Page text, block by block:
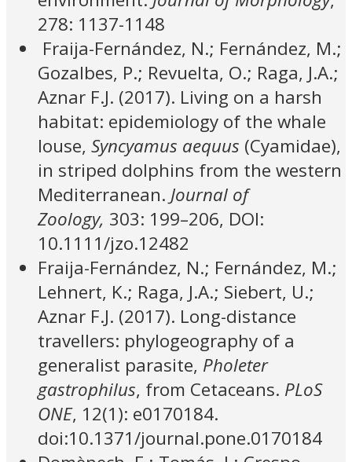
278: 1137-1148
Fraija-Fernández, N.; Fernández, M.;
Gozalbes, P.; Revuelta, O.; Raga, J.A.;
Aznar F.J. (2017). Living on a harsh
habitat: epidemiology of the whale
louse, Syncyamus aequus (Cyamidae),
in striped dolphins from the western
Mediterranean. Journal of
Zoology, 303: 199–206, DOI:
10.1111/jzo.12482
Fraija-Fernández, N.; Fernández, M.;
Lehnert, K.; Raga, J.A.; Siebert, U.;
Aznar F.J. (2017). Long-distance
travellers: phylogeography of a
generalist parasite, Pholeter
gastrophilus, from Cetaceans. PLoS
ONE, 12(1): e0170184.
doi:10.1371/journal.pone.0170184